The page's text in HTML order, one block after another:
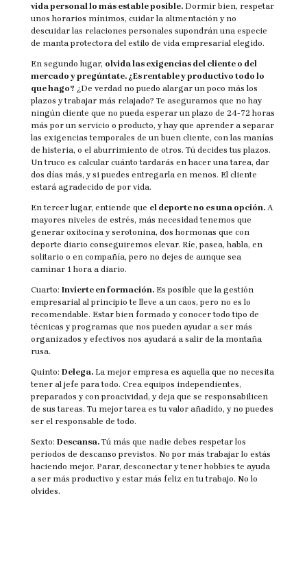
vida personal lo más estable posible.Dormir bien, respetar
unos horarios mínimos, cuidar la alimentación y no
descuidar las relaciones personales supondrán una especie
de manta protectora del estilo de vida empresarial elegido.
En segundo lugar, olvida las exigencias del cliente o del
mercado y pregúntate. ¿Es rentable y productivo todo lo
que hago? ¿De verdad no puedo alargar un poco más los
plazos y trabajar más relajado? Te aseguramos que no hay
ningún cliente que no pueda esperar un plazo de 24-72 horas
más por un servicio o producto, y hay que aprender a separar
las exigencias temporales de un buen cliente, con las manías
de histeria, o el aburrimiento de otros. Tú decides tus plazos.
Un truco es calcular cuánto tardarás en hacer una tarea, dar
dos días más, y si puedes entregarla en menos. El cliente
estará agradecido de por vida.
En tercer lugar, entiende que el deporte no es una opción.A
mayores niveles de estrés, más necesidad tenemos que
generar oxitocina y serotonina, dos hormonas que con
deporte diario conseguiremos elevar. Ríe, pasea, habla, en
solitario o en compañía, pero no dejes de aunque sea
caminar 1 hora a diario.
Cuarto: Invierte en formación.Es posible que la gestión
empresarial al principio te lleve a un caos, pero no es lo
recomendable. Estar bien formado y conocer todo tipo de
técnicas y programas que nos pueden ayudar a ser más
organizados y efectivos nos ayudará a salir de la montaña
rusa.
Quinto: Delega.La mejor empresa es aquella que no necesita
tener al jefe para todo. Crea equipos independientes,
preparados y con proacividad, y deja que se responsabilicen
de sus tareas. Tu mejor tarea es tu valor añadido, y no puedes
ser el responsable de todo.
Sexto: Descansa.Tú más que nadie debes respetar los
periodos de descanso previstos. No por más trabajar lo estás
haciendo mejor. Parar, desconectar y tener hobbies te ayuda
a ser más productivo y estar más feliz en tu trabajo. No lo
olvides.